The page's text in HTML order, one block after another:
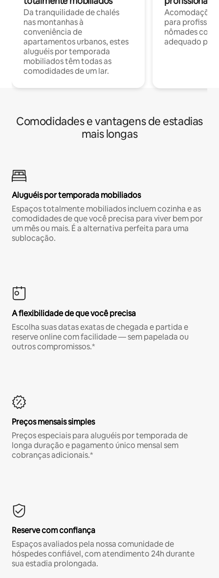
Da tranquilidade de chalés
nas montanhas à
conveniência de
apartamentos urbanos, estes
aluguéis por temporada
mobiliados têm todas as
comodidades de um lar.
para
nômades com
adequado
Comodidades e vantagens de estadias
mais longas
Aluguéis por temporada mobiliados
Espaços totalmente mobiliados incluem cozinha e as
comodidades de que você precisa para viver bem por
um mês ou mais. É a alternativa perfeita para uma
sublocação.
A flexibilidade de que você precisa
Escolha suas datas exatas de chegada e partida e
reserve online com facilidade — sem papelada ou
outros compromissos.*
Preços mensais simples
Preços especiais para aluguéis por temporada de
longa duração e pagamento único mensal sem
cobranças adicionais.*
Reserve com confiança
Espaços avaliados pela nossa comunidade de
hóspedes confiável, com atendimento 24h durante
sua estadia prolongada.